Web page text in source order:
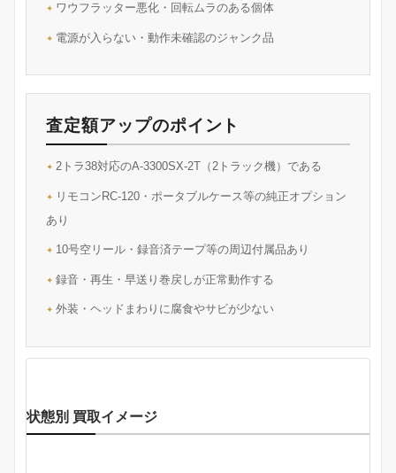
ワウフラッター悪化・回転ムラのある個体
電源が入らない・動作未確認のジャンク品
査定額アップのポイント
2トラ38対応のA-3300SX-2T（2トラック機）である
リモコンRC-120・ポータブルケース等の純正オプション
あり
10号空リール・録音済テープ等の周辺付属品あり
録音・再生・早送り巻戻しが正常動作する
外装・ヘッドまわりに腐食やサビが少ない
状態別 買取イメージ